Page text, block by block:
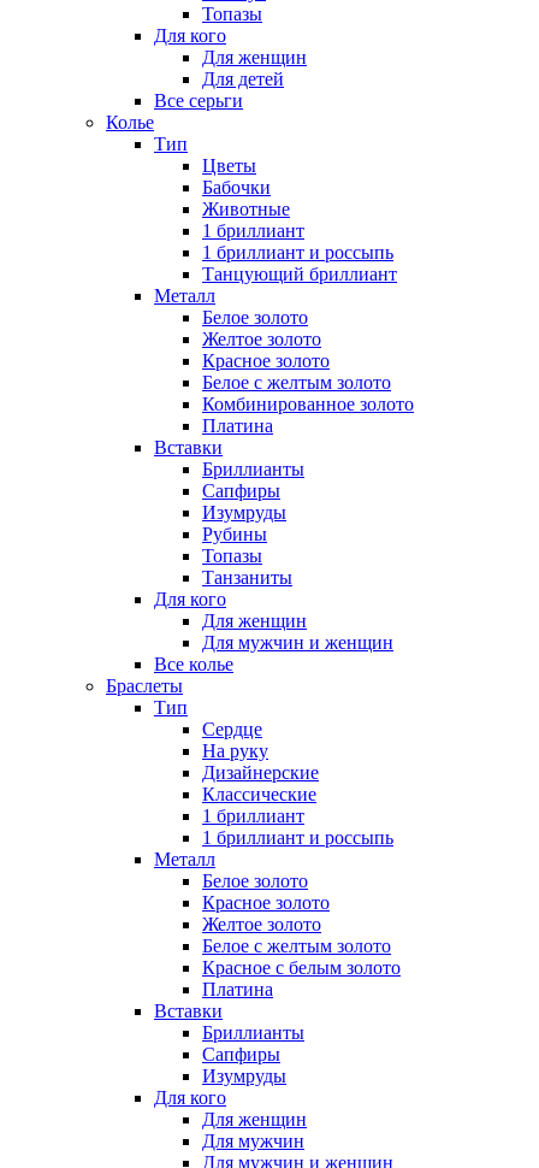
Топазы
Для кого
Для женщин
Для детей
Все серьги
Колье
Тип
Цветы
Бабочки
Животные
1 бриллиант
1 бриллиант и россыпь
Танцующий бриллиант
Металл
Белое золото
Желтое золото
Красное золото
Белое с желтым золото
Комбинированное золото
Платина
Вставки
Бриллианты
Сапфиры
Изумруды
Рубины
Топазы
Танзаниты
Для кого
Для женщин
Для мужчин и женщин
Все колье
Браслеты
Тип
Сердце
На руку
Дизайнерские
Классические
1 бриллиант
1 бриллиант и россыпь
Металл
Белое золото
Красное золото
Желтое золото
Белое с желтым золото
Красное с белым золото
Платина
Вставки
Бриллианты
Сапфиры
Изумруды
Для кого
Для женщин
Для мужчин
Для мужчин и женщин